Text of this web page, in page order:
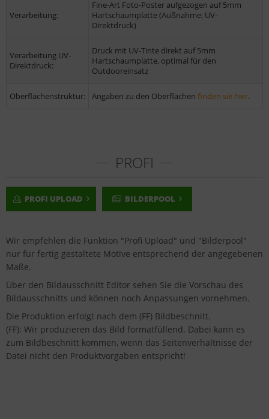
Verarbeitung:
Fine-Art Foto-Poster aufgezogen auf 5mm
Hartschaumplatte (Außnahme: UV-
Direktdruck)
Verarbeitung UV-
Direktdruck:
Druck mit UV-Tinte direkt auf 5mm
Hartschaumplatte, optimal für den
Outdooreinsatz
Oberflächenstruktur: Angaben zu den Oberflächen finden sie hier.
PROFI
PROFI UPLOAD BILDERPOOL
Wir empfehlen die Funktion "Profi Upload" und "Bilderpool"
nur für fertig gestaltete Motive entsprechend der angegebenen
Maße.
Über den Bildausschnitt Editor sehen Sie die Vorschau des
Bildausschnitts und können noch Anpassungen vornehmen.
Die Produktion erfolgt nach dem (FF) Bildbeschnitt.
(FF): Wir produzieren das Bild formatfüllend. Dabei kann es
zum Bildbeschnitt kommen, wenn das Seitenverhältnisse der
Datei nicht den Produktvorgaben entspricht!